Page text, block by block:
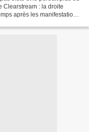
Clearstream : la droite
après les manifestations